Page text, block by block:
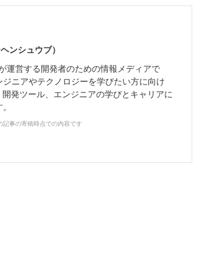
ンシュウブ）
運営する開発者のための情報メディアで
ニアやテクノロジーを学びたい方に向け
発ツール、エンジニアの学びとキャリアに
事の寄稿時点での内容です